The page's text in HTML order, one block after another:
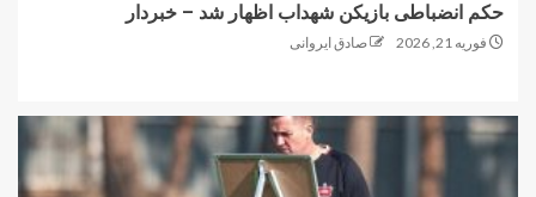
حکم انضباطی بازیکن شهداب اظهار شد – خبردار
فوریه 21, 2026 صادق ایروانی